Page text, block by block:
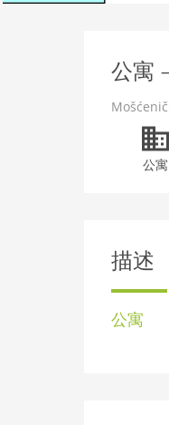
公寓
公寓
描述
公寓